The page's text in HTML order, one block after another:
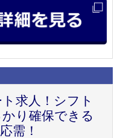
求人！シフト
り確保できる
需！